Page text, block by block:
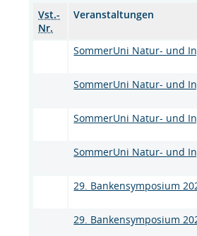
Vst.-
Nr.
Veranstaltungen
SommerUni Natur- und
SommerUni Natur- und
SommerUni Natur- und
SommerUni Natur- und
29. Bankensymposium
29. Bankensymposium